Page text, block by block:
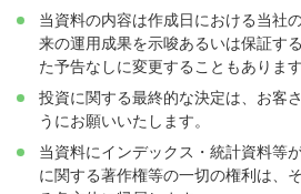
当資料の内容は作成日における当社
来の運用成果を示唆あるいは保証す
た予告なしに変更することもあります
投資に関する最終的な決定は、お客
うにお願いいたします。
当資料にインデックス・統計資料等
に関する著作権等の一切の権利は、